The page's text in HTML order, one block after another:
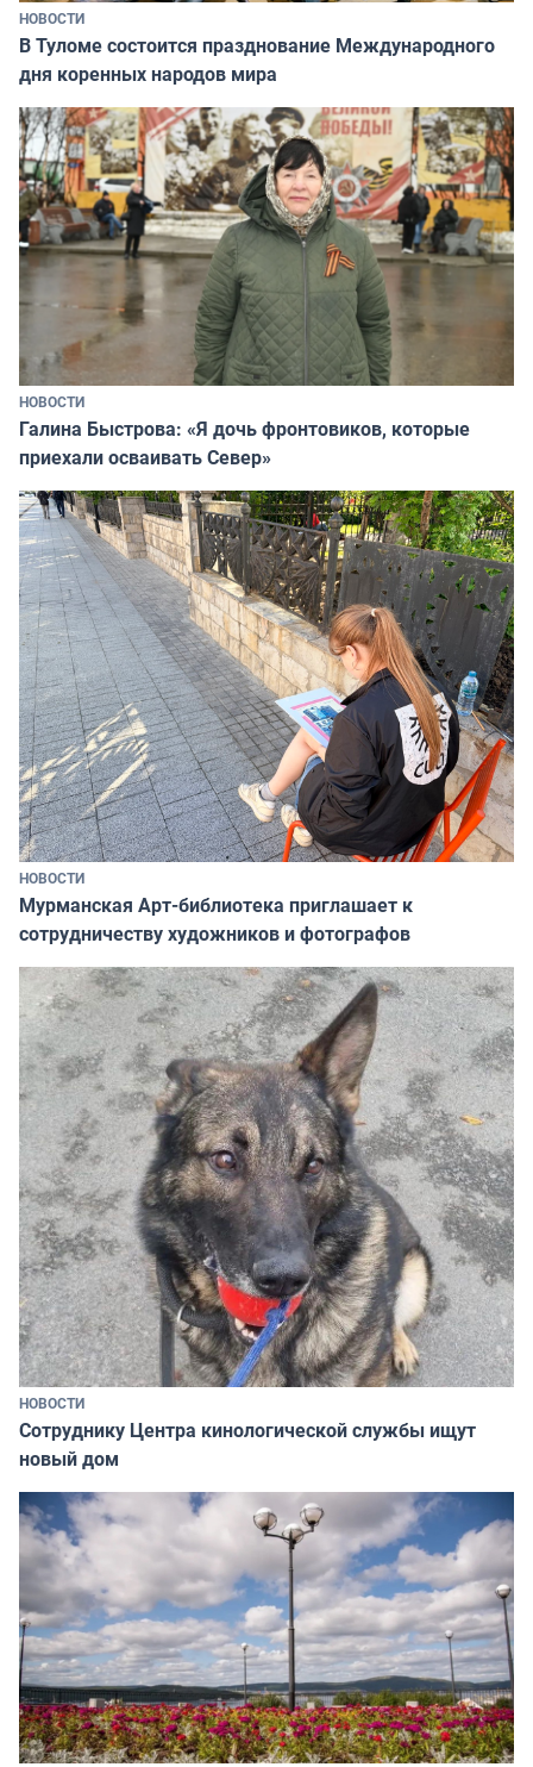
НОВОСТИ
В Туломе состоится празднование Международного
дня коренных народов мира
НОВОСТИ
Галина Быстрова: «Я дочь фронтовиков, которые
приехали осваивать Север»
НОВОСТИ
Мурманская Арт-библиотека приглашает к
сотрудничеству художников и фотографов
НОВОСТИ
Сотруднику Центра кинологической службы ищут
новый дом